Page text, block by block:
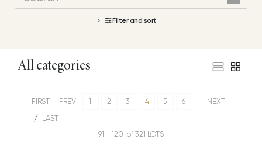
Filter and sort
All categories
91 - 120 of 321 LOTS
FIRST PREV 1 2 3 4 5 6
NEXT
LAST